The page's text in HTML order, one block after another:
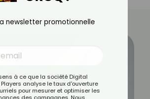
newsletter promotionnelle
à ce que la société Digital
analyse le taux d'ouverture
pour mesurer et optimiser les